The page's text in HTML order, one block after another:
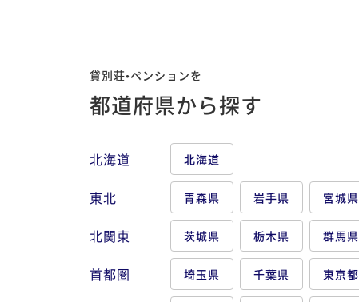
御徒町駅 鶯谷駅
新宿駅
恵比寿駅 中目黒駅 目黒駅
門前仲町駅 木場駅 東陽町駅
貸別荘•ペンションを
都道府県から探す
北海道 北海道
東北 青森県 岩手県 宮城県
北関東 茨城県 栃木県 群馬県
首都圏 埼玉県 千葉県 東京都